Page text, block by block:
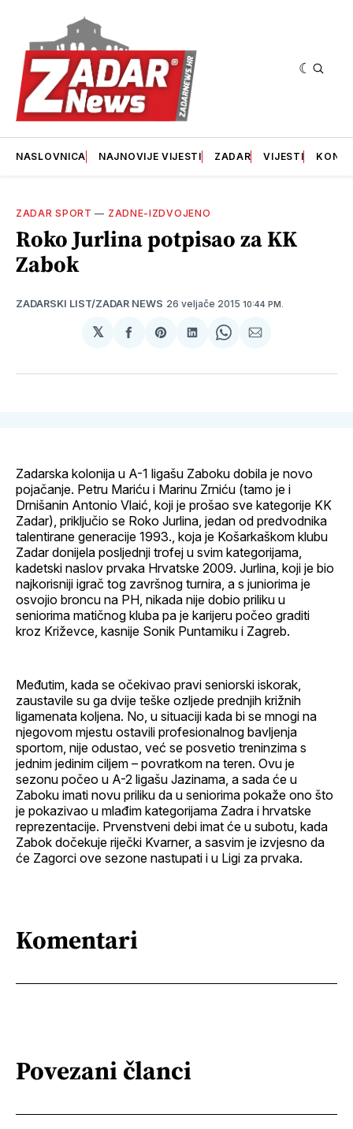
NASLOVNICA NAJNOVIJE VIJESTI ZADAR VIJESTI
ZADAR SPORT — ZADNE-IZDVOJENO
Roko Jurlina potpisao za KK
Zabok
ZADARSKI LIST/ZADAR NEWS 26 veljače 2015 10:44 PM.
𝕏
podijeliSharepodijeliSharepodijeli
Zadarska kolonija u A-1 ligašu Zaboku dobila je novo
pojačanje. Petru Mariću i Marinu Zrniću (tamo je i
Drnišanin Antonio Vlaić, koji je prošao sve kategorije KK
Zadar), priključio se Roko Jurlina, jedan od predvodnika
talentirane generacije 1993., koja je Košarkaškom klubu
Zadar donijela posljednji trofej u svim kategorijama,
kadetski naslov prvaka Hrvatske 2009. Jurlina, koji je bio
najkorisniji igrač tog završnog turnira, a s juniorima je
osvojio broncu na PH, nikada nije dobio priliku u
seniorima matičnog kluba pa je karijeru počeo graditi
kroz Križevce, kasnije Sonik Puntamiku i Zagreb.
Međutim, kada se očekivao pravi seniorski iskorak,
zaustavile su ga dvije teške ozljede prednjih križnih
ligamenata koljena. No, u situaciji kada bi se mnogi na
njegovom mjestu ostavili profesionalnog bavljenja
sportom, nije odustao, već se posvetio treninzima s
jednim jedinim ciljem – povratkom na teren. Ovu je
sezonu počeo u A-2 ligašu Jazinama, a sada će u
Zaboku imati novu priliku da u seniorima pokaže ono što
je pokazivao u mlađim kategorijama Zadra i hrvatske
reprezentacije. Prvenstveni debi imat će u subotu, kada
Zabok dočekuje riječki Kvarner, a sasvim je izvjesno da
će Zagorci ove sezone nastupati i u Ligi za prvaka.
Komentari
Povezani članci